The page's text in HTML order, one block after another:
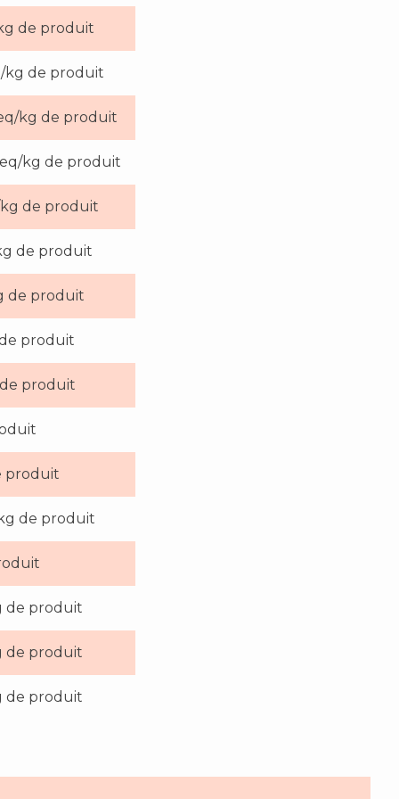
de produit
kg de produit
kg de produit
eq/kg de produit
kg de produit
de produit
de produit
produit
produit
produit
de produit
de produit
de produit
de produit